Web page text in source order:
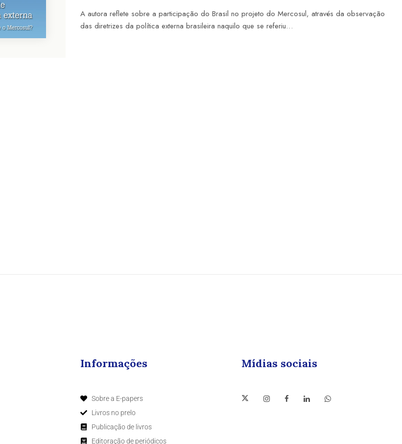
A autora reflete sobre a participação do Brasil no projeto do Mercosul, através da observação
das diretrizes da política externa brasileira naquilo que se referiu…
Informações
Sobre a E-papers
Livros no prelo
Publicação de livros
Editoração de periódicos
Mídias sociais